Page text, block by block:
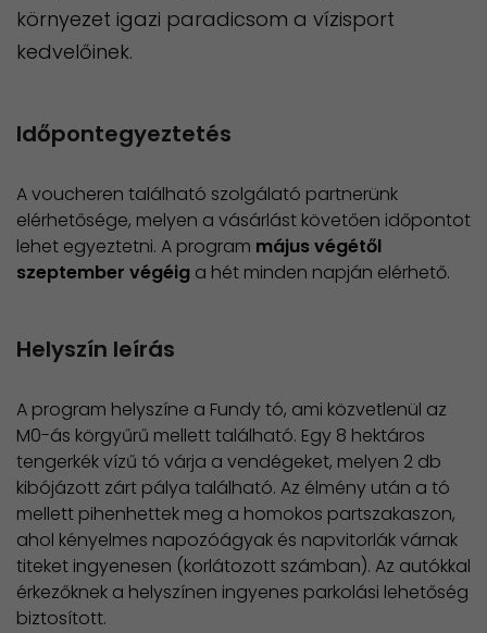
környezet igazi paradicsom a vízisport
kedvelőinek.
Időpontegyeztetés
A voucheren található szolgálató partnerünk
elérhetősége, melyen a vásárlást követően időpontot
lehet egyeztetni. A program május végétől
szeptember végéig a hét minden napján elérhető.
Helyszín leírás
A program helyszíne a Fundy tó, ami közvetlenül az
M0-ás körgyűrű mellett található. Egy 8 hektáros
tengerkék vízű tó várja a vendégeket, melyen 2 db
kibójázott zárt pálya található. Az élmény után a tó
mellett pihenhettek meg a homokos partszakaszon,
ahol kényelmes napozóágyak és napvitorlák várnak
titeket ingyenesen (korlátozott számban). Az autókkal
érkezőknek a helyszínen ingyenes parkolási lehetőség
biztosított.